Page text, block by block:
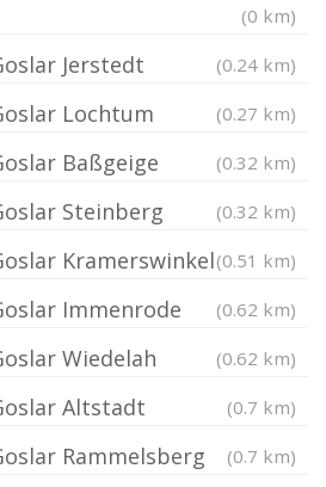
(0 km)
Jerstedt (0.24 km)
Lochtum (0.27 km)
Baßgeige (0.32 km)
Steinberg (0.32 km)
Kramerswinkel(0.51 km)
Immenrode (0.62 km)
Wiedelah (0.62 km)
Altstadt (0.7 km)
Rammelsberg (0.7 km)